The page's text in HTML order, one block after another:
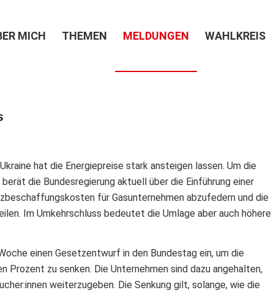
MICH THEMEN MELDUNGEN WAHLKREIS
hat die Energiepreise stark ansteigen lassen. Um die
die Bundesregierung aktuell über die Einführung einer
für Gasunternehmen abzufedern und die
Im Umkehrschluss bedeutet die Umlage aber auch höhere
einen Gesetzentwurf in den Bundestag ein, um die
Prozent zu senken. Die Unternehmen sind dazu angehalten,
weiterzugeben. Die Senkung gilt, solange, wie die